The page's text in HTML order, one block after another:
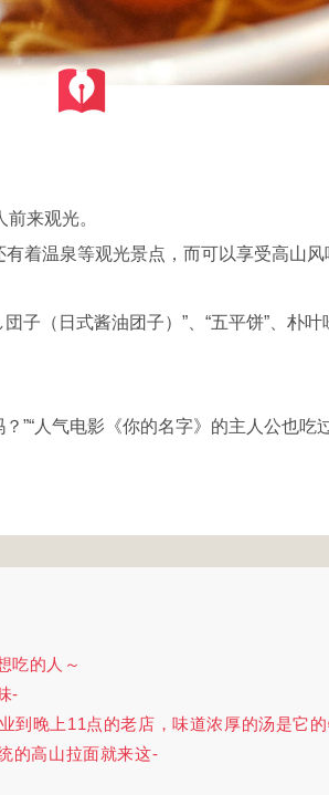
来观光。
着温泉等观光景点，而可以享受高山
子（日式酱油团子）”、“五平饼”、朴
”“人气电影《你的名字》的主人公也
吃的人～
-
到晚上11点的老店，味道浓厚的汤是它
的高山拉面就来这-